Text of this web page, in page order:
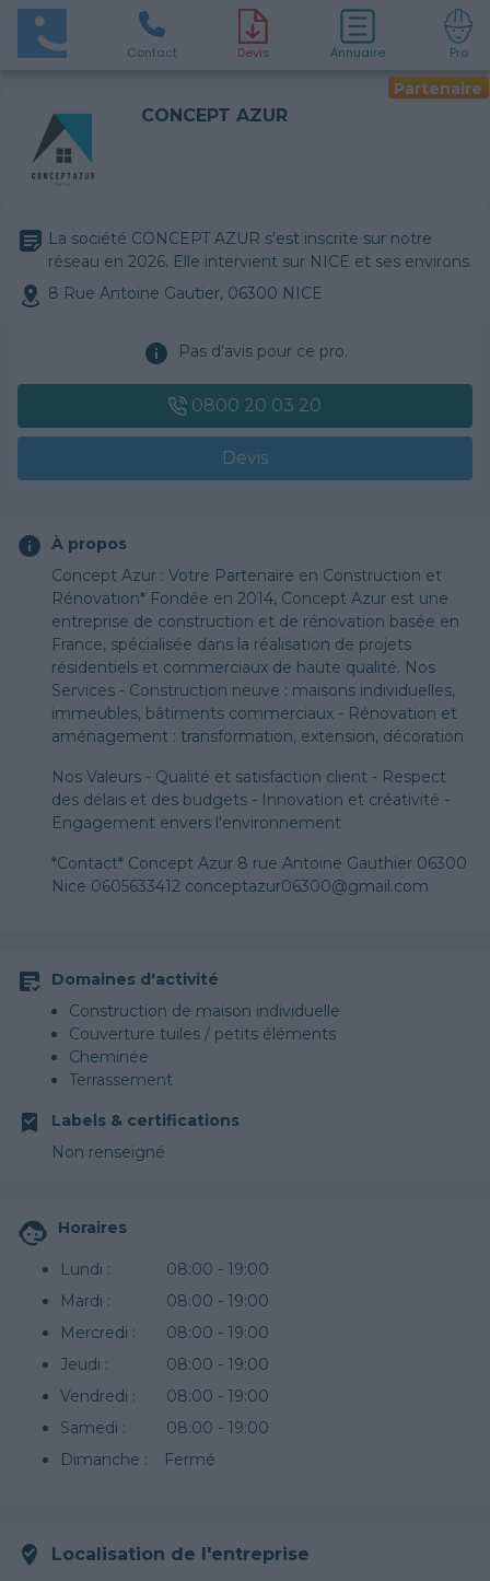
Contact Devis Annuaire Pro
Partenaire
CONCEPT AZUR
La société CONCEPT AZUR s'est inscrite sur notre
réseau en 2026. Elle intervient sur NICE et ses environs.
8 Rue Antoine Gautier, 06300 NICE
Pas d'avis pour ce pro.
0800 20 03 20
Devis
À propos
Concept Azur : Votre Partenaire en Construction et
Rénovation* Fondée en 2014, Concept Azur est une
entreprise de construction et de rénovation basée en
France, spécialisée dans la réalisation de projets
résidentiels et commerciaux de haute qualité. Nos
Services - Construction neuve : maisons individuelles,
immeubles, bâtiments commerciaux - Rénovation et
aménagement : transformation, extension, décoration
Nos Valeurs - Qualité et satisfaction client - Respect
des délais et des budgets - Innovation et créativité -
Engagement envers l'environnement
*Contact* Concept Azur 8 rue Antoine Gauthier 06300
Nice 0605633412 conceptazur06300@gmail.com
Domaines d'activité
Construction de maison individuelle
Couverture tuiles / petits éléments
Cheminée
Terrassement
Labels & certifications
Non renseigné
Horaires
Lundi :
08:00 - 19:00
Mardi :
08:00 - 19:00
Mercredi :
08:00 - 19:00
Jeudi :
08:00 - 19:00
Vendredi :
08:00 - 19:00
Samedi :
08:00 - 19:00
Dimanche :
Fermé
Localisation de l'entreprise